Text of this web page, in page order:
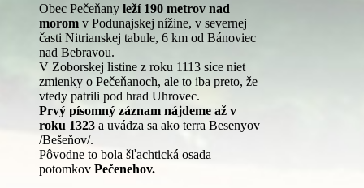
Obec Pečeňany leží 190 metrov nad
morom v Podunajskej nížine, v severnej
časti Nitrianskej tabule, 6 km od Bánoviec
nad Bebravou.
V Zoborskej listine z roku 1113 síce niet
zmienky o Pečeňanoch, ale to iba preto, že
vtedy patrili pod hrad Uhrovec.
Prvý písomný záznam nájdeme až v
roku 1323 a uvádza sa ako terra Besenyov
/Bešeňov/.
Pôvodne to bola šľachtická osada
potomkov Pečenehov.